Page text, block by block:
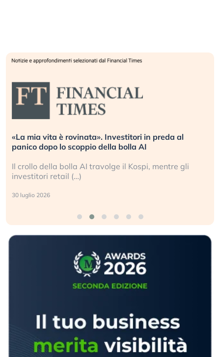
«La mia vita è rovinata». Investitori in preda al
panico dopo lo scoppio della bolla AI
Il crollo della bolla AI travolge il Kospi, mentre gli
investitori retail (…)
30 luglio 2026